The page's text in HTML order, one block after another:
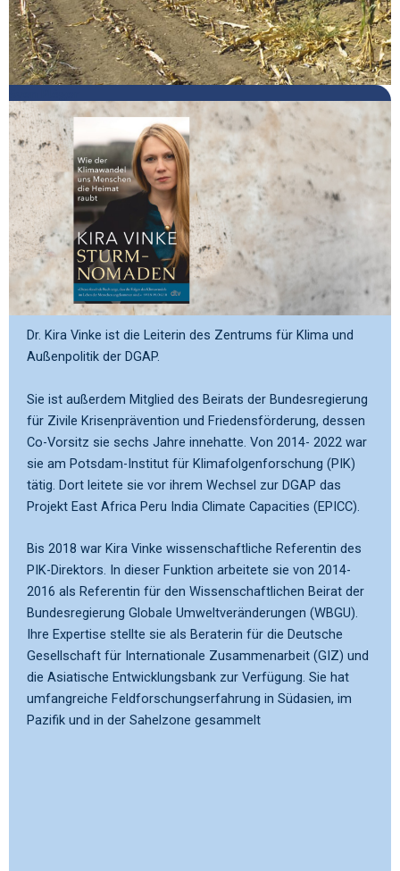
Dr. Kira Vinke ist die Leiterin des Zentrums für Klima und
Außenpolitik der DGAP.
Sie ist außerdem Mitglied des Beirats der Bundesregierung
für Zivile Krisenprävention und Friedensförderung, dessen
Co-Vorsitz sie sechs Jahre innehatte. Von 2014- 2022 war
sie am Potsdam-Institut für Klimafolgenforschung (PIK)
tätig. Dort leitete sie vor ihrem Wechsel zur DGAP das
Projekt East Africa Peru India Climate Capacities (EPICC).
Bis 2018 war Kira Vinke wissenschaftliche Referentin des
PIK-Direktors. In dieser Funktion arbeitete sie von 2014-
2016 als Referentin für den Wissenschaftlichen Beirat der
Bundesregierung Globale Umweltveränderungen (WBGU).
Ihre Expertise stellte sie als Beraterin für die Deutsche
Gesellschaft für Internationale Zusammenarbeit (GIZ) und
die Asiatische Entwicklungsbank zur Verfügung. Sie hat
umfangreiche Feldforschungserfahrung in Südasien, im
Pazifik und in der Sahelzone gesammelt